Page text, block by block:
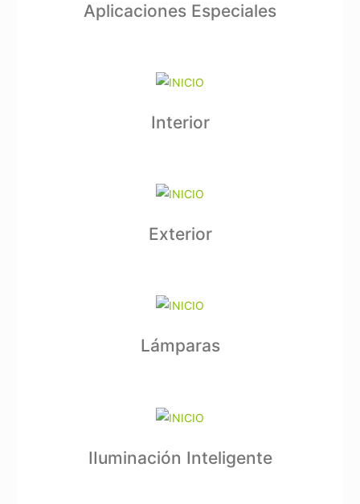
Aplicaciones Especiales
Interior
Exterior
Lámparas
IIuminación Inteligente